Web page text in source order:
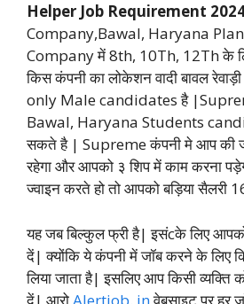
Helper Job Requirement
Company,Bawal, Haryana
Company में 8th, 10Th, 12Th के
किस कंपनी का लोकेशन वादी बावल
only Male candidates है
Bawal, Haryana Students
सकते है | Supreme कंपनी मे आप की
रहेगा और आपको ३ शिप में काम करना
ज्वाइन करते हो तो आपको बड़िया सैलरी
यह जब बिल्कुल फ्री है| इसंcके लिए
दें| क्योंकि ये कंपनी में जॉब करने के लिए
लिया जाता है| इसलिए आप किसी व्यक्ति
दें| आरोAlertjob. inवेबसाइट पर हर